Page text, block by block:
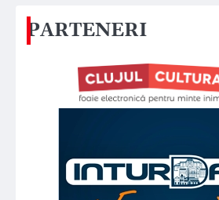
PARTENERI